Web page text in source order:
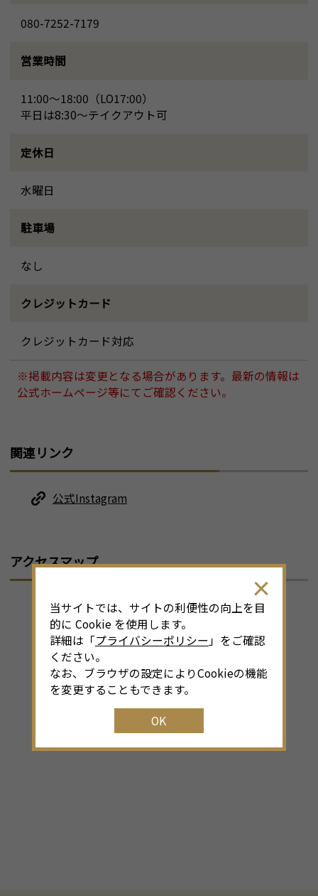
080-7252-7179
営業時間
11:00～18:00（LO17:00）
平日は8:30～テイクアウト可
定休日
水曜日
駐車場
なし
クレジットカード
クレジットカード対応
※掲載内容は変更となる場合があります。最新の情報は
公式ホームページ等にてご確認ください。
関連リンク
公式Instagram
アクセスマップ
当サイトでは、サイトの利便性の向上を目
的に Cookie を使用します。
詳細は「プライバシーポリシー 」をご確認
ください。
なお、ブラウザの設定によりCookieの機能
を変更することもできます。
OK